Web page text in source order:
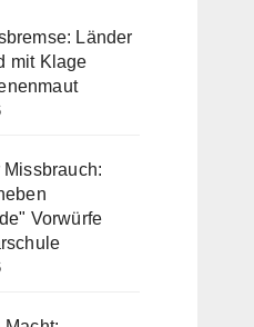
Länder
mit Klage
Missbrauch:
Vorwürfe